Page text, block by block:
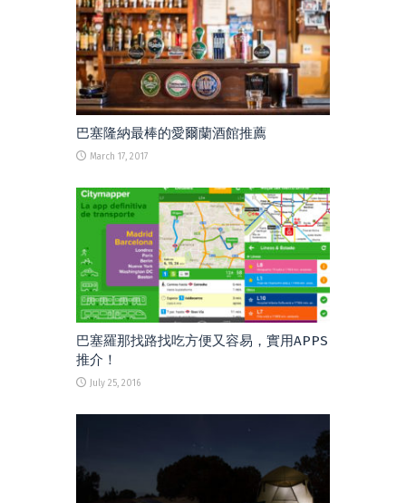
巴塞隆納最棒的愛爾蘭酒館推薦
March 17, 2017
巴塞羅那找路找吃方便又容易，實用APPS
推介！
July 25, 2016